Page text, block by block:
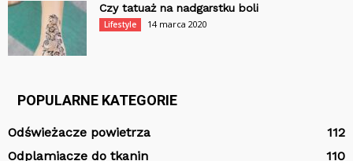
Czy tatuaż na nadgarstku boli
Lifestyle 14 marca 2020
POPULARNE KATEGORIE
Odświeżacze powietrza
112
Odplamiacze do tkanin
110